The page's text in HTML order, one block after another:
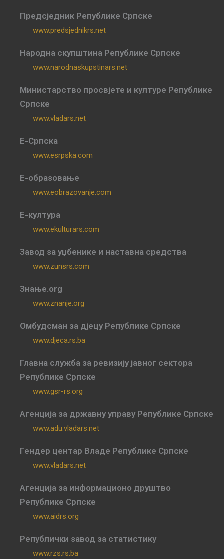
Предсједник Републике Српске
www.predsjednikrs.net
Народна скупштина Републике Српске
www.narodnaskupstinars.net
Министарство просвјете и културе Републике
Српске
www.vladars.net
Е-Српска
www.esrpska.com
Е-образовање
www.eobrazovanje.com
Е-култура
www.ekulturars.com
Завод за уџбенике и наставна средства
www.zunsrs.com
Знање.org
www.znanje.org
Омбудсман за дјецу Републике Српске
www.djeca.rs.ba
Главна служба за ревизију јавног сектора
Републике Српске
www.gsr-rs.org
Агенција за државну управу Републике Српске
www.adu.vladars.net
Гендер центар Владе Републике Српске
www.vladars.net
Агенција за информационо друштво
Републике Српске
www.aidrs.org
Републички завод за статистику
www.rzs.rs.ba